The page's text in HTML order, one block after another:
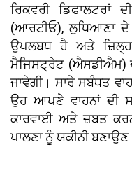
ਰਿਕਵਰੀ ਡਿਫਾਲਟਰਾਂ
(ਆਰਟੀਓ), ਲੁਧਿਆਣਾ
ਉਪਲਬਧ ਹੈ ਅਤੇ
ਮੈਜਿਸਟ੍ਰੇਟ (ਐਸਡੀਐਮ)
ਜਾਵੇਗੀ। ਸਾਰੇ ਸਬੰਧਤ
ਉਹ ਆਪਣੇ ਵਾਹਨਾਂ ਦੀ
ਕਾਰਵਾਈ ਅਤੇ ਜ਼ਬਤ
ਪਾਲਣਾ ਨੂੰ ਯਕੀਨੀ